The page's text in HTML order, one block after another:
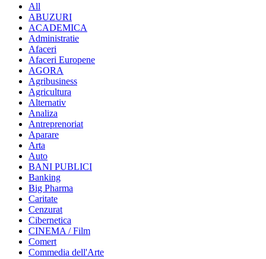
All
ABUZURI
ACADEMICA
Administratie
Afaceri
Afaceri Europene
AGORA
Agribusiness
Agricultura
Alternativ
Analiza
Antreprenoriat
Aparare
Arta
Auto
BANI PUBLICI
Banking
Big Pharma
Caritate
Cenzurat
Cibernetica
CINEMA / Film
Comert
Commedia dell'Arte